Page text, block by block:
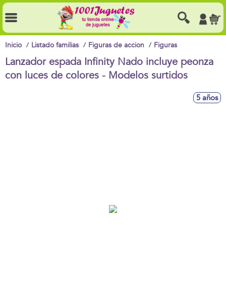
Inicio Listado familias Figuras de accion Figuras
Lanzador espada Infinity Nado incluye peonza
con luces de colores - Modelos surtidos
5 años